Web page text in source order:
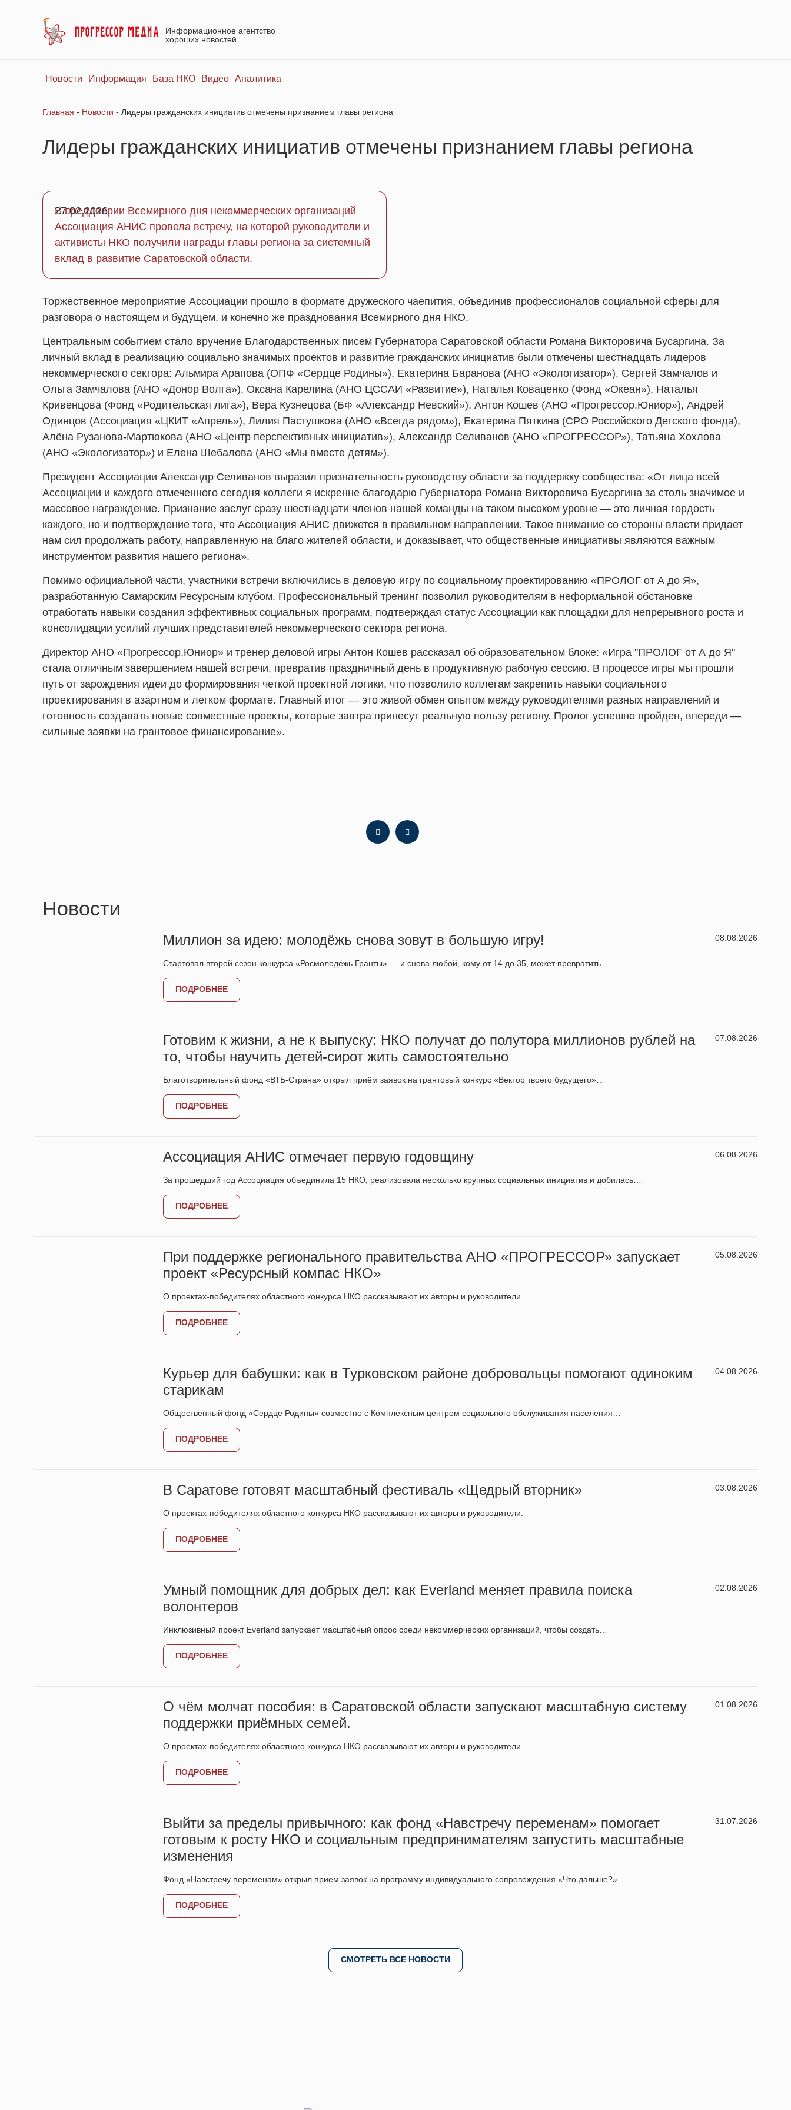
Информационное агентство
хороших новостей
Новости Информация База НКО Видео Аналитика
Главная - Новости - Лидеры гражданских инициатив отмечены признанием главы региона
Лидеры гражданских инициатив отмечены признанием главы региона
В преддверии Всемирного дня некоммерческих организаций
Ассоциация АНИС провела встречу, на которой руководители и
активисты НКО получили награды главы региона за системный
вклад в развитие Саратовской области.
27.02.2026
Торжественное мероприятие Ассоциации прошло в формате дружеского чаепития, объединив профессионалов социальной сферы для
разговора о настоящем и будущем, и конечно же празднования Всемирного дня НКО.
Центральным событием стало вручение Благодарственных писем Губернатора Саратовской области Романа Викторовича Бусаргина. За
личный вклад в реализацию социально значимых проектов и развитие гражданских инициатив были отмечены шестнадцать лидеров
некоммерческого сектора: Альмира Арапова (ОПФ «Сердце Родины»), Екатерина Баранова (АНО «Экологизатор»), Сергей Замчалов и
Ольга Замчалова (АНО «Донор Волга»), Оксана Карелина (АНО ЦССАИ «Развитие»), Наталья Коваценко (Фонд «Океан»), Наталья
Кривенцова (Фонд «Родительская лига»), Вера Кузнецова (БФ «Александр Невский»), Антон Кошев (АНО «Прогрессор.Юниор»), Андрей
Одинцов (Ассоциация «ЦКИТ «Апрель»), Лилия Пастушкова (АНО «Всегда рядом»), Екатерина Пяткина (СРО Российского Детского фонда),
Алёна Рузанова-Мартюкова (АНО «Центр перспективных инициатив»), Александр Селиванов (АНО «ПРОГРЕССОР»), Татьяна Хохлова
(АНО «Экологизатор») и Елена Шебалова (АНО «Мы вместе детям»).
Президент Ассоциации Александр Селиванов выразил признательность руководству области за поддержку сообщества: «От лица всей
Ассоциации и каждого отмеченного сегодня коллеги я искренне благодарю Губернатора Романа Викторовича Бусаргина за столь значимое и
массовое награждение. Признание заслуг сразу шестнадцати членов нашей команды на таком высоком уровне — это личная гордость
каждого, но и подтверждение того, что Ассоциация АНИС движется в правильном направлении. Такое внимание со стороны власти придает
нам сил продолжать работу, направленную на благо жителей области, и доказывает, что общественные инициативы являются важным
инструментом развития нашего региона».
Помимо официальной части, участники встречи включились в деловую игру по социальному проектированию «ПРОЛОГ от А до Я»,
разработанную Самарским Ресурсным клубом. Профессиональный тренинг позволил руководителям в неформальной обстановке
отработать навыки создания эффективных социальных программ, подтверждая статус Ассоциации как площадки для непрерывного роста и
консолидации усилий лучших представителей некоммерческого сектора региона.
Директор АНО «Прогрессор.Юниор» и тренер деловой игры Антон Кошев рассказал об образовательном блоке: «Игра "ПРОЛОГ от А до Я"
стала отличным завершением нашей встречи, превратив праздничный день в продуктивную рабочую сессию. В процессе игры мы прошли
путь от зарождения идеи до формирования четкой проектной логики, что позволило коллегам закрепить навыки социального
проектирования в азартном и легком формате. Главный итог — это живой обмен опытом между руководителями разных направлений и
готовность создавать новые совместные проекты, которые завтра принесут реальную пользу региону. Пролог успешно пройден, впереди —
сильные заявки на грантовое финансирование».
Новости
Миллион за идею: молодёжь снова зовут в большую игру! 08.08.2026
Стартовал второй сезон конкурса «Росмолодёжь.Гранты» — и снова любой, кому от 14 до 35, может превратить…
ПОДРОБНЕЕ
Готовим к жизни, а не к выпуску: НКО получат до полутора миллионов рублей на
то, чтобы научить детей-сирот жить самостоятельно
07.08.2026
Благотворительный фонд «ВТБ-Страна» открыл приём заявок на грантовый конкурс «Вектор твоего будущего»…
ПОДРОБНЕЕ
Ассоциация АНИС отмечает первую годовщину 06.08.2026
За прошедший год Ассоциация объединила 15 НКО, реализовала несколько крупных социальных инициатив и добилась…
ПОДРОБНЕЕ
При поддержке регионального правительства АНО «ПРОГРЕССОР» запускает
проект «Ресурсный компас НКО»
05.08.2026
О проектах-победителях областного конкурса НКО рассказывают их авторы и руководители.
ПОДРОБНЕЕ
Курьер для бабушки: как в Турковском районе добровольцы помогают одиноким
старикам
04.08.2026
Общественный фонд «Сердце Родины» совместно с Комплексным центром социального обслуживания населения…
ПОДРОБНЕЕ
В Саратове готовят масштабный фестиваль «Щедрый вторник» 03.08.2026
О проектах-победителях областного конкурса НКО рассказывают их авторы и руководители.
ПОДРОБНЕЕ
Умный помощник для добрых дел: как Everland меняет правила поиска
волонтеров
02.08.2026
Инклюзивный проект Everland запускает масштабный опрос среди некоммерческих организаций, чтобы создать…
ПОДРОБНЕЕ
О чём молчат пособия: в Саратовской области запускают масштабную систему
поддержки приёмных семей.
01.08.2026
О проектах-победителях областного конкурса НКО рассказывают их авторы и руководители.
ПОДРОБНЕЕ
Выйти за пределы привычного: как фонд «Навстречу переменам» помогает
готовым к росту НКО и социальным предпринимателям запустить масштабные
изменения
31.07.2026
Фонд «Навстречу переменам» открыл прием заявок на программу индивидуального сопровождения «Что дальше?».…
ПОДРОБНЕЕ
СМОТРЕТЬ ВСЕ НОВОСТИ